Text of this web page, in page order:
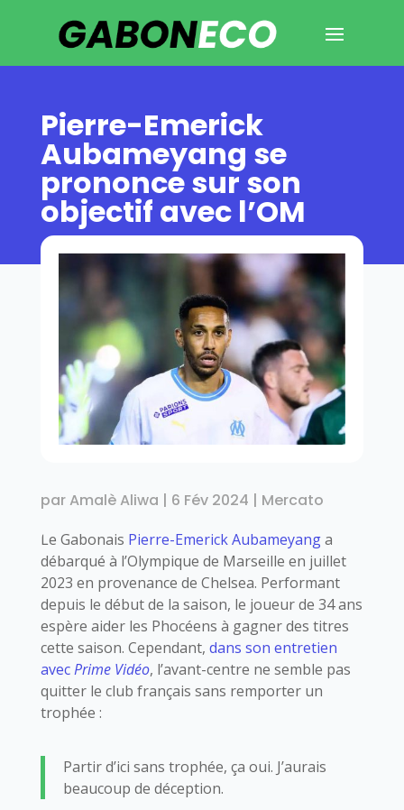
Pierre-Emerick
Aubameyang se
prononce sur son
objectif avec l’OM
parAmalè Aliwa | 6 Fév 2024 | Mercato
Le Gabonais Pierre-Emerick Aubameyanga
débarqué à l’Olympique de Marseille en juillet
2023 en provenance de Chelsea. Performant
depuis le début de la saison, le joueur de 34 ans
espère aider les Phocéens à gagner des titres
cette saison. Cependant, dans son entretien
avecPrime Vidéo, l’avant-centre ne semble pas
quitter le club français sans remporter un
trophée :
Partir d’ici sans trophée, ça oui. J’aurais
beaucoup de déception.